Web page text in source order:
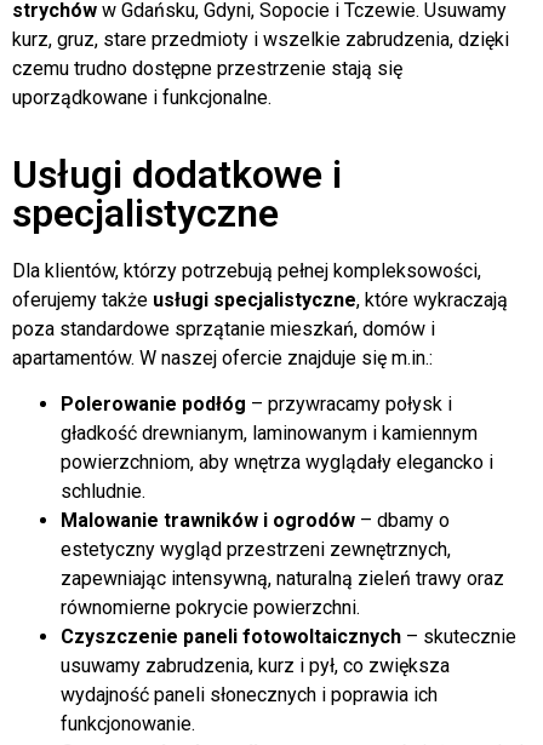
Często pomieszczenia gospodarcze pozostają zaniedbane.
Oferujemy kompleksowesprzątanie garaży, piwnic i
strychóww Gdańsku, Gdyni, Sopocie i Tczewie. Usuwamy
kurz, gruz, stare przedmioty i wszelkie zabrudzenia, dzięki
uporządkowane i funkcjonalne.
Usługi dodatkowe i
specjalistyczne
Dla klientów, którzy potrzebują pełnej kompleksowości,
oferujemy takżeusługi specjalistyczne , które wykraczają
poza standardowe sprzątanie mieszkań, domów i
apartamentów. W naszej ofercie znajduje się m.in.:
Polerowanie podłóg– przywracamy połysk i
gładkość drewnianym, laminowanym i kamiennym
powierzchniom, aby wnętrza wyglądały elegancko i
schludnie.
Malowanie trawników i ogrodów – dbamy o
estetyczny wygląd przestrzeni zewnętrznych,
zapewniając intensywną, naturalną zieleń trawy oraz
równomierne pokrycie powierzchni.
Czyszczenie paneli fotowoltaicznych– skutecznie
usuwamy zabrudzenia, kurz i pył, co zwiększa